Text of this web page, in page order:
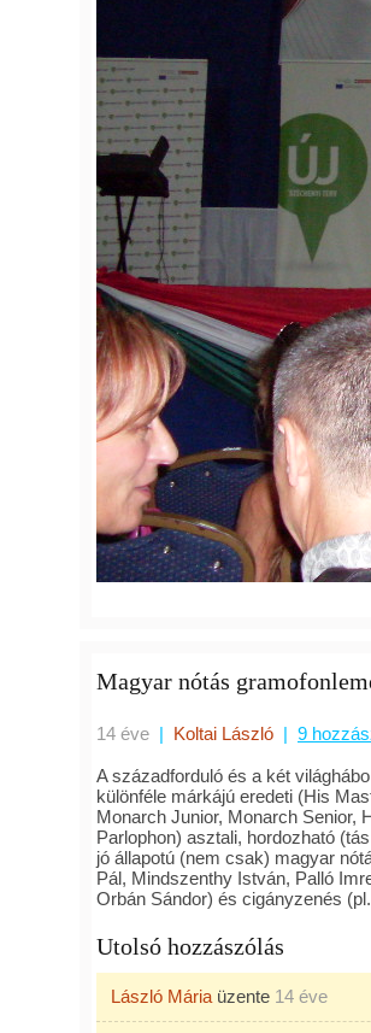
Magyar nótás
14 éve | Koltai László | 9
A századforduló és a két
különféle márkájú eredeti (His
Monarch Junior, Monarch Senior,
Parlophon) asztali, hordozható
jó állapotú (nem csak) magyar
Pál, Mindszenthy István, Palló
Orbán Sándor) és cigányzenés (pl.
Utolsó hozzászólás
László Mária üzente 14 éve